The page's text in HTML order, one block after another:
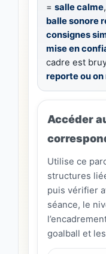
= salle calme,
balle sonore
consignes
mise en
cadre est
reporte ou
Accéder
Utilise ce
structures
puis vérifier
séance, le
goalball et